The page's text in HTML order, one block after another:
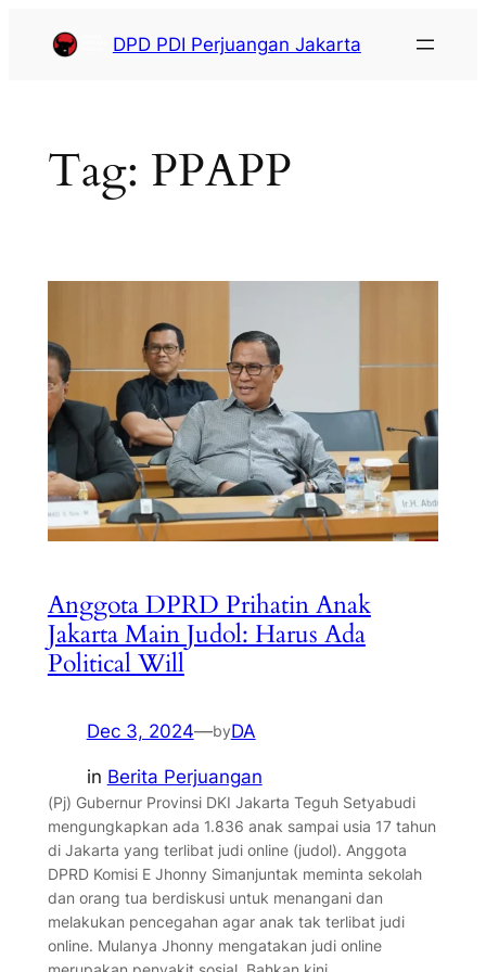
DPD PDI Perjuangan Jakarta
Tag: PPAPP
Anggota DPRD Prihatin Anak
Jakarta Main Judol: Harus Ada
Political Will
Dec 3, 2024—byDA
in Berita Perjuangan
(Pj) Gubernur Provinsi DKI Jakarta Teguh Setyabudi
mengungkapkan ada 1.836 anak sampai usia 17 tahun
di Jakarta yang terlibat judi online (judol). Anggota
DPRD Komisi E Jhonny Simanjuntak meminta sekolah
dan orang tua berdiskusi untuk menangani dan
melakukan pencegahan agar anak tak terlibat judi
online. Mulanya Jhonny mengatakan judi online